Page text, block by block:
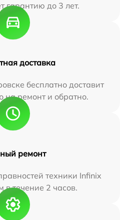
гарантию до 3 лет.
доставка
бесплатно доставит
на ремонт и обратно.
ремонт
техники Infinix
в течение 2 часов.